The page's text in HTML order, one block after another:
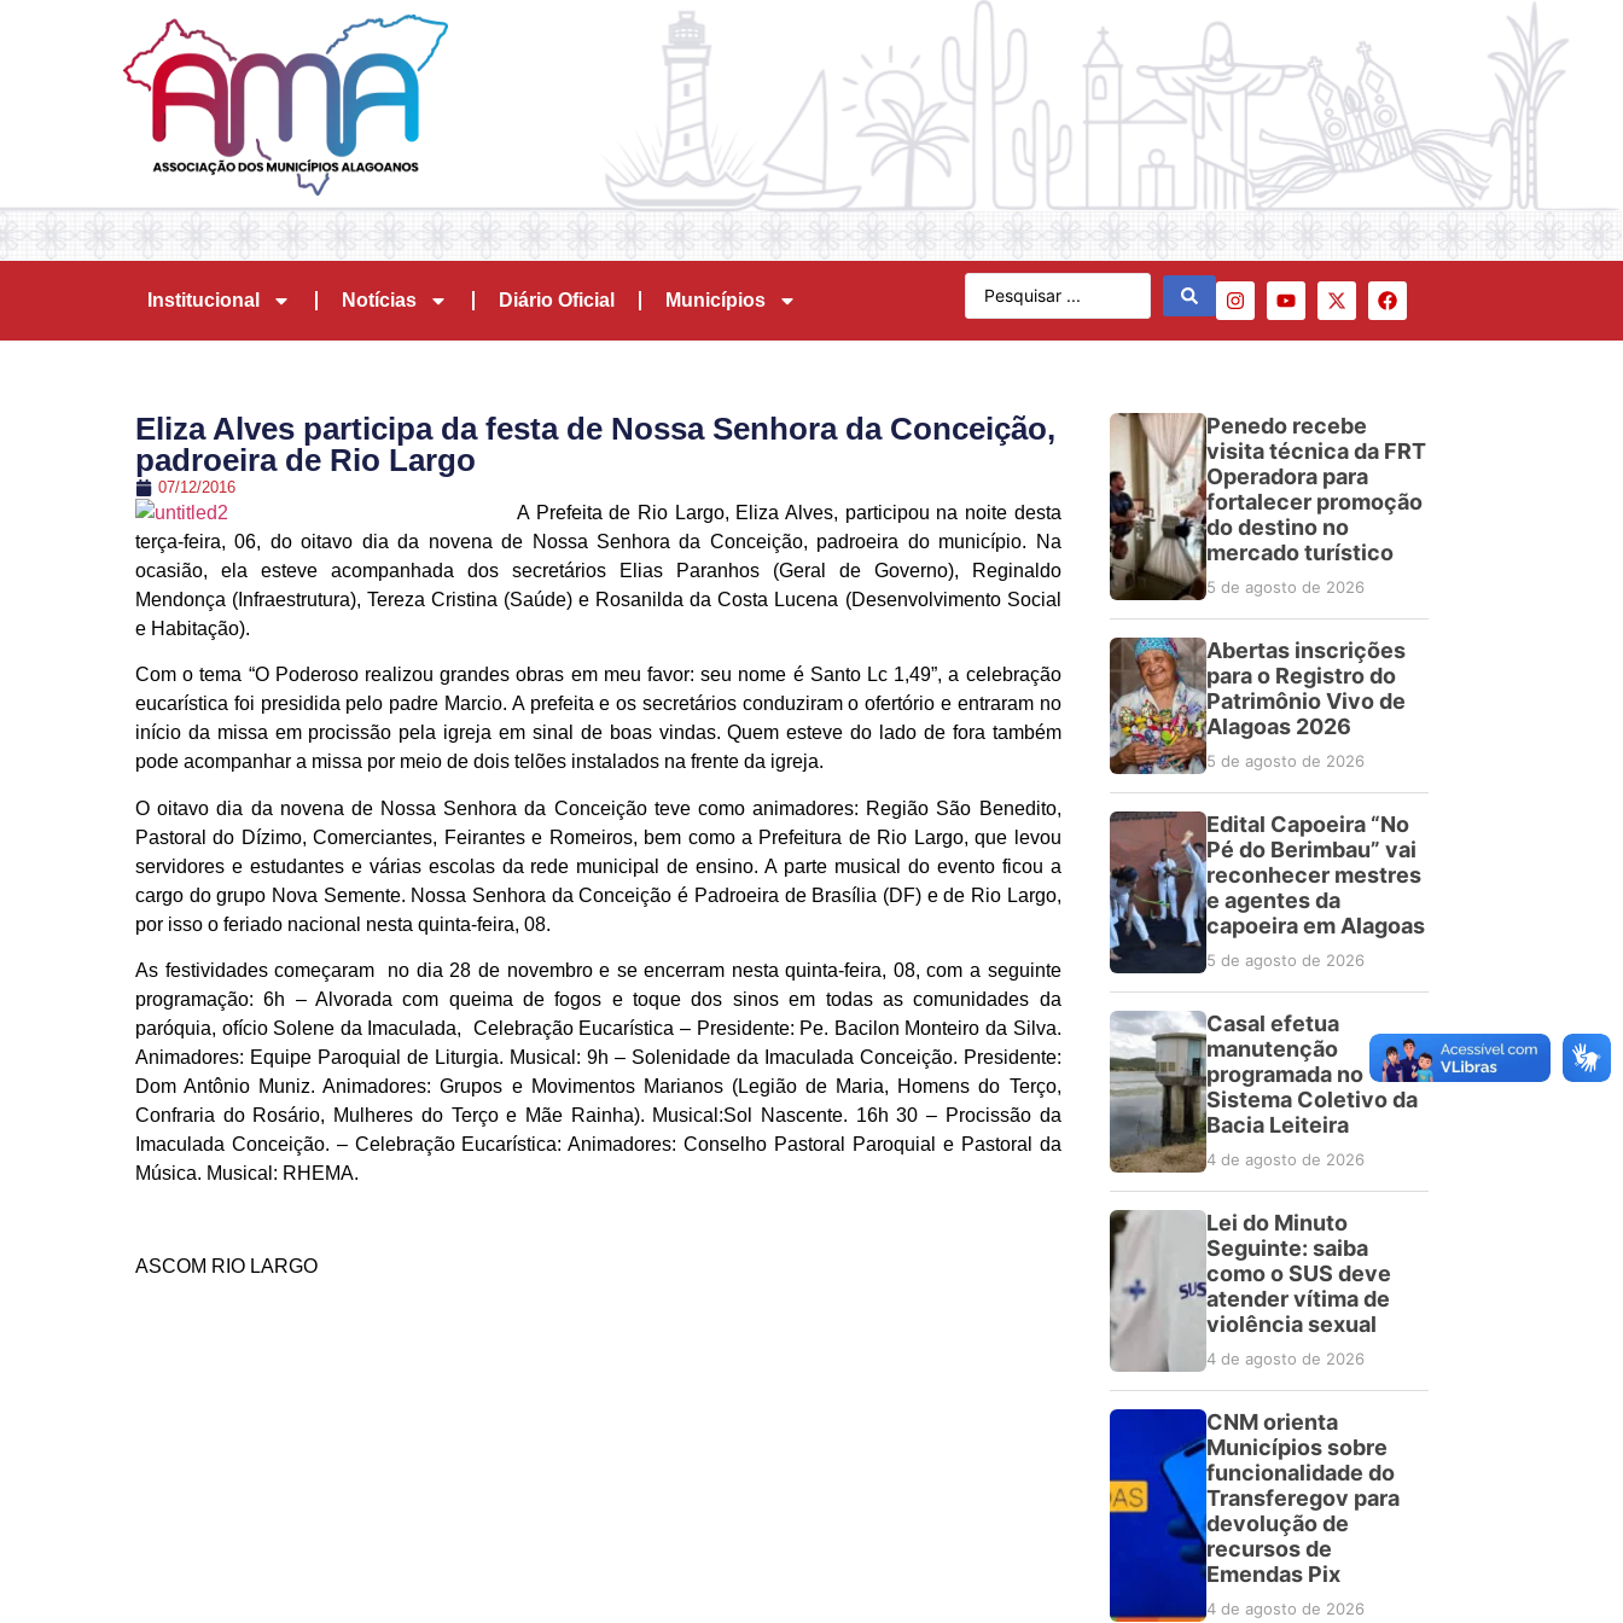
Institucional Notícias Diário Oficial Municípios
Eliza Alves participa da festa de Nossa Senhora da Conceição,
padroeira de Rio Largo
07/12/2016
A Prefeita de Rio Largo, Eliza Alves, participou na noite desta
terça-feira, 06, do oitavo dia da novena de Nossa Senhora da Conceição, padroeira do município. Na
ocasião, ela esteve acompanhada dos secretários Elias Paranhos (Geral de Governo), Reginaldo
Mendonça (Infraestrutura), Tereza Cristina (Saúde) e Rosanilda da Costa Lucena (Desenvolvimento Social
e Habitação).
Com o tema “O Poderoso realizou grandes obras em meu favor: seu nome é Santo Lc 1,49”, a celebração
eucarística foi presidida pelo padre Marcio. A prefeita e os secretários conduziram o ofertório e entraram no
início da missa em procissão pela igreja em sinal de boas vindas. Quem esteve do lado de fora também
pode acompanhar a missa por meio de dois telões instalados na frente da igreja.
O oitavo dia da novena de Nossa Senhora da Conceição teve como animadores: Região São Benedito,
Pastoral do Dízimo, Comerciantes, Feirantes e Romeiros, bem como a Prefeitura de Rio Largo, que levou
servidores e estudantes e várias escolas da rede municipal de ensino. A parte musical do evento ficou a
cargo do grupo Nova Semente. Nossa Senhora da Conceição é Padroeira de Brasília (DF) e de Rio Largo,
por isso o feriado nacional nesta quinta-feira, 08.
As festividades começaram no dia 28 de novembro e se encerram nesta quinta-feira, 08, com a seguinte
programação: 6h – Alvorada com queima de fogos e toque dos sinos em todas as comunidades da
paróquia, ofício Solene da Imaculada, Celebração Eucarística – Presidente: Pe. Bacilon Monteiro da Silva.
Animadores: Equipe Paroquial de Liturgia. Musical: 9h – Solenidade da Imaculada Conceição. Presidente:
Dom Antônio Muniz. Animadores: Grupos e Movimentos Marianos (Legião de Maria, Homens do Terço,
Confraria do Rosário, Mulheres do Terço e Mãe Rainha). Musical:Sol Nascente. 16h 30 – Procissão da
Imaculada Conceição. – Celebração Eucarística: Animadores: Conselho Pastoral Paroquial e Pastoral da
Música. Musical: RHEMA.
ASCOM RIO LARGO
Penedo recebe
visita técnica da FRT
Operadora para
fortalecer promoção
do destino no
mercado turístico
5 de agosto de 2026
Abertas inscrições
para o Registro do
Patrimônio Vivo de
Alagoas 2026
5 de agosto de 2026
Edital Capoeira “No
Pé do Berimbau” vai
reconhecer mestres
e agentes da
capoeira em Alagoas
5 de agosto de 2026
Casal efetua
manutenção
programada no
Sistema Coletivo da
Bacia Leiteira
4 de agosto de 2026
Lei do Minuto
Seguinte: saiba
como o SUS deve
atender vítima de
violência sexual
4 de agosto de 2026
CNM orienta
Municípios sobre
funcionalidade do
Transferegov para
devolução de
recursos de
Emendas Pix
4 de agosto de 2026